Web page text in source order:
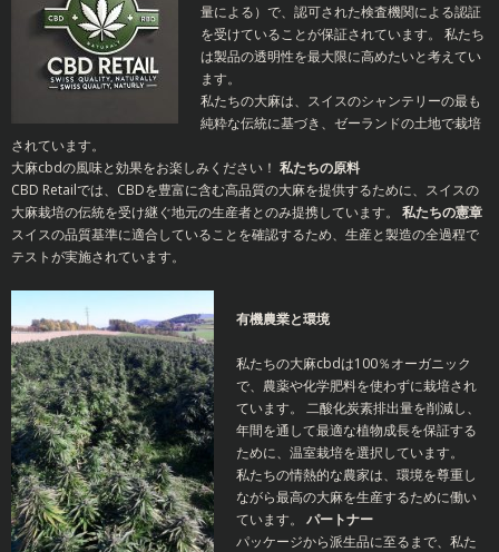
量による）で、認可された検査機関による認証
を受けていることが保証されています。 私たち
は製品の透明性を最大限に高めたいと考えてい
ます。
私たちの大麻は、スイスのシャンテリーの最も
純粋な伝統に基づき、ゼーランドの土地で栽培
されています。
大麻cbdの風味と効果をお楽しみください！ 私たちの原料
CBD Retailでは、CBDを豊富に含む高品質の大麻を提供するために、スイスの
大麻栽培の伝統を受け継ぐ地元の生産者とのみ提携しています。
私たちの憲章
スイスの品質基準に適合していることを確認するため、生産と製造の全過程で
テストが実施されています。
有機農業と環境
私たちの大麻cbdは100％オーガニック
で、農薬や化学肥料を使わずに栽培され
ています。 二酸化炭素排出量を削減し、
年間を通して最適な植物成長を保証する
ために、温室栽培を選択しています。
私たちの情熱的な農家は、環境を尊重し
ながら最高の大麻を生産するために働い
ています。
パートナー
パッケージから派生品に至るまで、私た